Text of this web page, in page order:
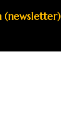
(newsletter)